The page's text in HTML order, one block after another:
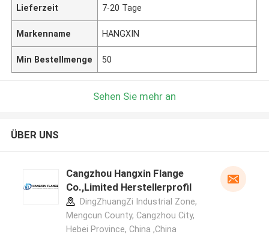
Lieferzeit 7-20 Tage
Markenname HANGXIN
Min Bestellmenge 50
Sehen Sie mehr an
ÜBER UNS
Cangzhou Hangxin Flange
Co.,Limited Herstellerprofil
DingZhuangZi Industrial Zone,
Mengcun County, Cangzhou City,
Hebei Province, China ,China